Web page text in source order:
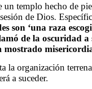
templo hecho de
de Dios.
son ‘una raza
de la
mostrado
la organización
a suceder.